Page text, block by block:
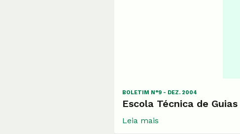
BOLETIM N°9 - DEZ. 2004
Escola Técnica de
Leia mais